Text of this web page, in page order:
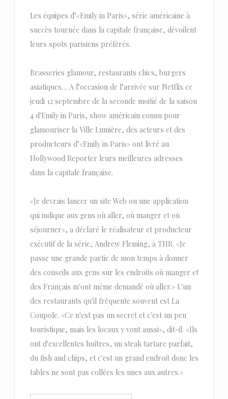
Les équipes d’«Emily in Paris», série américaine à
succès tournée dans la capitale française, dévoilent
leurs spots parisiens préférés.
Brasseries glamour, restaurants chics, burgers
asiatiques… A l’occasion de l’arrivée sur Netflix ce
jeudi 12 septembre de la seconde moitié de la saison
4 d'Emily in Paris, show américain connu pour
glamouriser la Ville Lumière, des acteurs et des
producteurs d’«Emily in Paris» ont livré au
Hollywood Reporter leurs meilleures adresses
dans la capitale française.
«Je devrais lancer un site Web ou une application
qui indique aux gens où aller, où manger et où
séjourner», a déclaré le réalisateur et producteur
exécutif de la série, Andrew Fleming, à THR. «Je
passe une grande partie de mon temps à donner
des conseils aux gens sur les endroits où manger et
des Français m'ont même demandé où aller.» L'un
des restaurants qu'il fréquente souvent est La
Coupole. «Ce n'est pas un secret et c'est un peu
touristique, mais les locaux y vont aussi», dit-il. «Ils
ont d'excellentes huîtres, un steak tartare parfait,
du fish and chips, et c'est un grand endroit donc les
tables ne sont pas collées les unes aux autres.»